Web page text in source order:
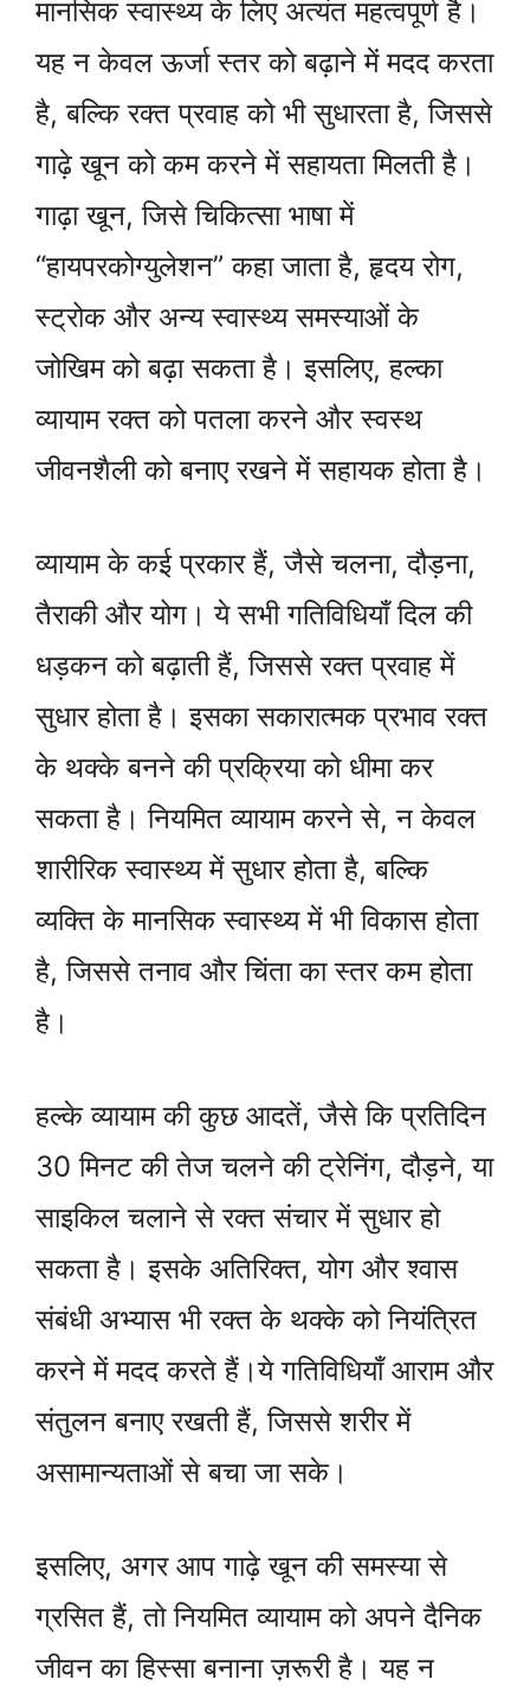
मानसिक स्वास्थ्य के लिए अत्यंत महत्वपूर्ण है।
यह न केवल ऊर्जा स्तर को बढ़ाने में मदद करता
है, बल्कि रक्त प्रवाह को भी सुधारता है, जिससे
गाढ़े खून को कम करने में सहायता मिलती है।
गाढ़ा खून, जिसे चिकित्सा भाषा में
“हायपरकोग्युलेशन” कहा जाता है, हृदय रोग,
स्ट्रोक और अन्य स्वास्थ्य समस्याओं के
जोखिम को बढ़ा सकता है। इसलिए, हल्का
व्यायाम रक्त को पतला करने और स्वस्थ
जीवनशैली को बनाए रखने में सहायक होता है।
व्यायाम के कई प्रकार हैं, जैसे चलना, दौड़ना,
तैराकी और योग। ये सभी गतिविधियाँ दिल की
धड़कन को बढ़ाती हैं, जिससे रक्त प्रवाह में
सुधार होता है। इसका सकारात्मक प्रभाव रक्त
के थक्के बनने की प्रक्रिया को धीमा कर
सकता है। नियमित व्यायाम करने से, न केवल
शारीरिक स्वास्थ्य में सुधार होता है, बल्कि
व्यक्ति के मानसिक स्वास्थ्य में भी विकास होता
है, जिससे तनाव और चिंता का स्तर कम होता
है।
हल्के व्यायाम की कुछ आदतें, जैसे कि प्रतिदिन
30 मिनट की तेज चलने की ट्रेनिंग, दौड़ने, या
साइकिल चलाने से रक्त संचार में सुधार हो
सकता है। इसके अतिरिक्त, योग और श्वास
संबंधी अभ्यास भी रक्त के थक्के को नियंत्रित
करने में मदद करते हैं।ये गतिविधियाँ आराम और
संतुलन बनाए रखती हैं, जिससे शरीर में
असामान्यताओं से बचा जा सके।
इसलिए, अगर आप गाढ़े खून की समस्या से
ग्रसित हैं, तो नियमित व्यायाम को अपने दैनिक
जीवन का हिस्सा बनाना ज़रूरी है। यह न